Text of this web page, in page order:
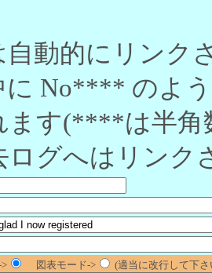
自動的にリンク
に No**** のよ
ます(****は半角
ログへはリンク
図表モード-> (適当に改行して下